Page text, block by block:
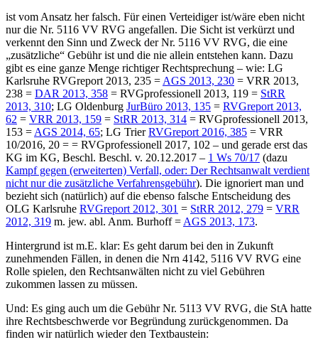
ist vom Ansatz her falsch. Für einen Verteidiger ist/wäre eben nicht
nur die Nr. 5116 VV RVG angefallen. Die Sicht ist verkürzt und
verkennt den Sinn und Zweck der Nr. 5116 VV RVG, die eine
„zusätzliche“ Gebühr ist und die nie allein entstehen kann. Dazu
gibt es eine ganze Menge richtiger Rechtsprechung – wie: LG
Karlsruhe RVGreport 2013, 235 = AGS 2013, 230 = VRR 2013,
238 = DAR 2013, 358 = RVGprofessionell 2013, 119 = StRR
2013, 310; LG Oldenburg JurBüro 2013, 135 = RVGreport 2013,
62 = VRR 2013, 159 = StRR 2013, 314 = RVGprofessionell 2013,
153 = AGS 2014, 65; LG TrierRVGreport 2016, 385 = VRR
10/2016, 20 = = RVGprofessionell 2017, 102 – und gerade erst das
KG im KG, Beschl. Beschl. v. 20.12.2017 – 1 Ws 70/17 (dazu
Kampf gegen (erweiterten) Verfall, oder: Der Rechtsanwalt verdient
nicht nur die zusätzliche Verfahrensgebühr). Die ignoriert man und
bezieht sich (natürlich) auf die ebenso falsche Entscheidung des
OLG Karlsruhe RVGreport 2012, 301 = StRR 2012, 279 = VRR
2012, 319 m. jew. abl. Anm. Burhoff = AGS 2013, 173.
Hintergrund ist m.E. klar: Es geht darum bei den in Zukunft
zunehmenden Fällen, in denen die Nrn 4142, 5116 VV RVG eine
Rolle spielen, den Rechtsanwälten nicht zu viel Gebühren
zukommen lassen zu müssen.
Und: Es ging auch um die Gebühr Nr. 5113 VV RVG, die StA hatte
ihre Rechtsbeschwerde vor Begründung zurückgenommen. Da
finden wir natürlich wieder den Textbaustein: